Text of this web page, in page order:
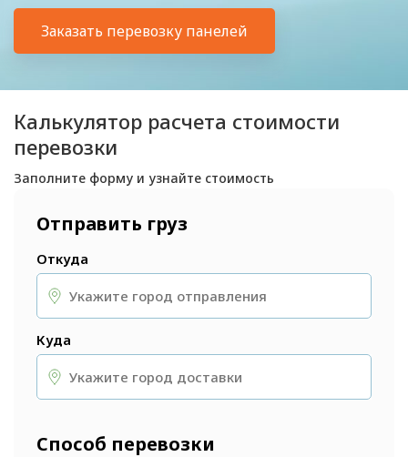
Заказать перевозку панелей
Калькулятор расчета стоимости
перевозки
Заполните форму и узнайте стоимость
Отправить груз
Откуда
Куда
Способ перевозки